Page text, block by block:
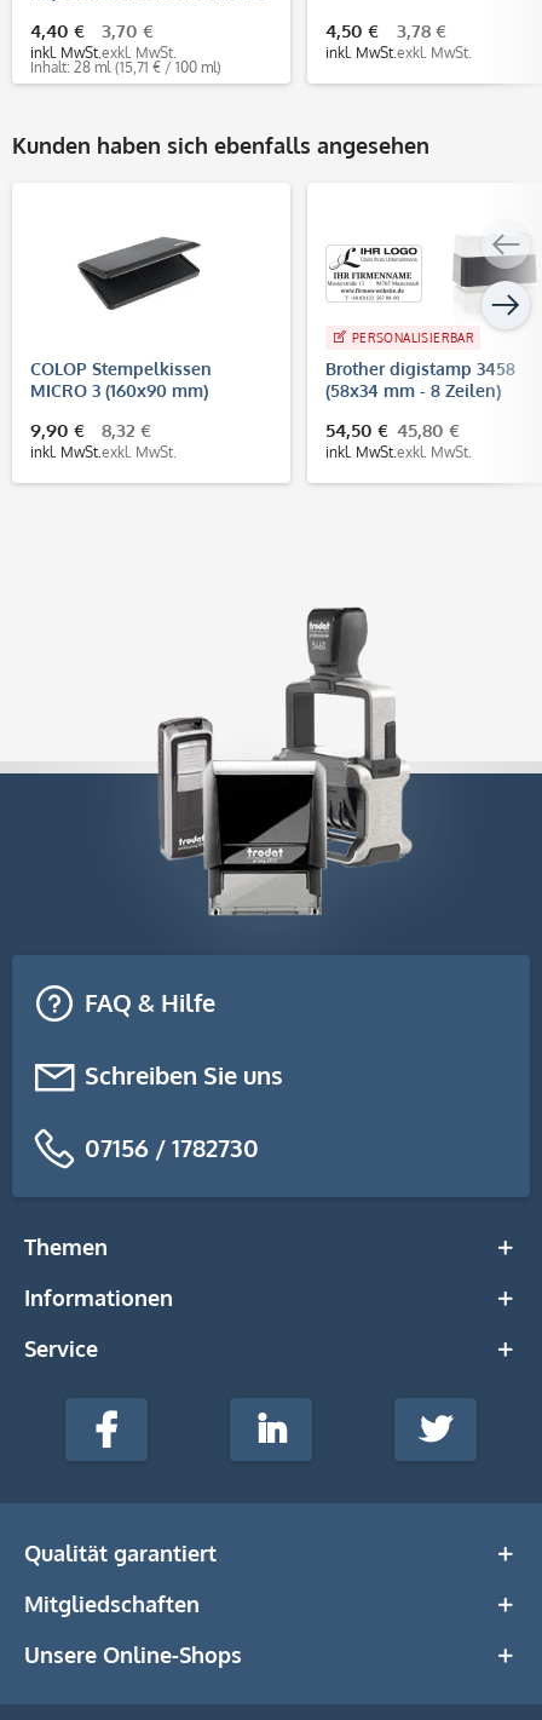
4,40 €
inkl. MwSt.
3,70 €
exkl. MwSt.
Inhalt: 28 ml (15,71 € / 100 ml)
4,50 €
inkl. MwSt.
3,78 €
exkl. MwSt.
Kunden haben sich ebenfalls angesehen
COLOP Stempelkissen
MICRO 3 (160x90 mm)
9,90 €
inkl. MwSt.
8,32 €
exkl. MwSt.
PERSONALISIERBAR
Brother digistamp 3458
(58x34 mm - 8 Zeilen)
54,50 €
inkl. MwSt.
45,80 €
exkl. MwSt.
FAQ & Hilfe
Schreiben Sie uns
07156 / 1782730
Themen
Informationen
Service
stempel-
Media
Facebook LinkedIn Twitter
Qualität garantiert
Mitgliedschaften
Unsere Online-Shops